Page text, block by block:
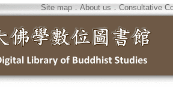
Site map．About us ． Consultative